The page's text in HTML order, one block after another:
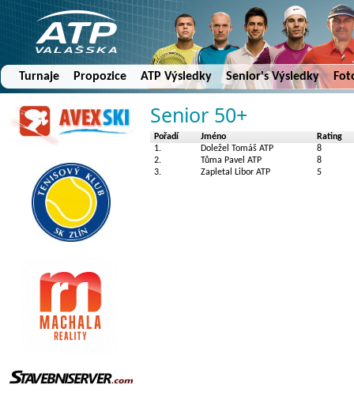
Turnaje Propozice ATP Výsledky Senior's Výsledky
Senior 50+
Pořadí Jméno
Rating
1.
Doležel Tomáš ATP
8
2.
Tůma Pavel ATP
8
3.
Zapletal Libor ATP 5